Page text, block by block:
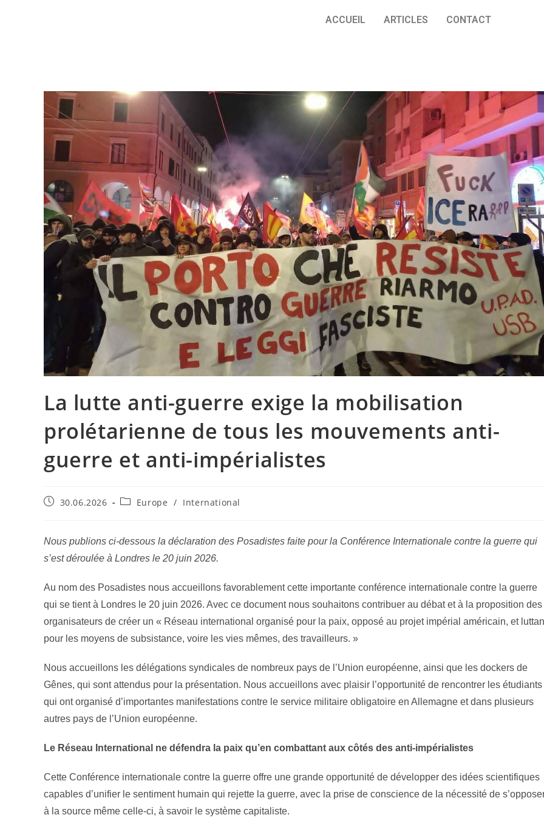
ACCUEIL ARTICLES CONTACT
La lutte anti-guerre exige la mobilisation
prolétarienne de tous les mouvements anti-
guerre et anti-impérialistes
30.06.2026 Europe / International
Nous publions ci-dessous la déclaration des Posadistes faite pour la Conférence Internationale contre la guerre qui
s’est déroulée à Londres le 20 juin 2026.
Au nom des Posadistes nous accueillons favorablement cette importante conférence internationale contre la guerre
qui se tient à Londres le 20 juin 2026. Avec ce document nous souhaitons contribuer au débat et à la proposition des
organisateurs de créer un « Réseau international organisé pour la paix, opposé au projet impérial américain, et
pour les moyens de subsistance, voire les vies mêmes, des travailleurs. »
Nous accueillons les délégations syndicales de nombreux pays de l’Union européenne, ainsi que les dockers de
Gênes, qui sont attendus pour la présentation. Nous accueillons avec plaisir l’opportunité de rencontrer les étudiants
qui ont organisé d’importantes manifestations contre le service militaire obligatoire en Allemagne et dans plusieurs
autres pays de l’Union européenne.
Le Réseau International ne défendra la paix qu’en combattant aux côtés des anti-impérialistes
Cette Conférence internationale contre la guerre offre une grande opportunité de développer des idées scientifiques
capables d’unifier le sentiment humain qui rejette la guerre, avec la prise de conscience de la nécessité de
à la source même celle-ci, à savoir le système capitaliste.